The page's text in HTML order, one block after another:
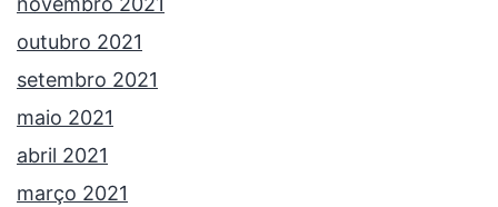
outubro 2021
setembro 2021
maio 2021
abril 2021
março 2021